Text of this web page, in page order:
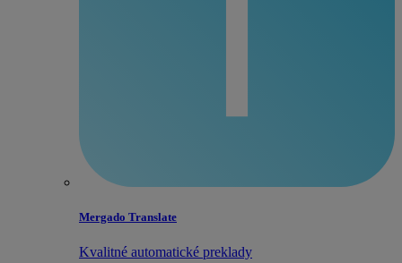
Mergado Translate
Kvalitné automatické preklady